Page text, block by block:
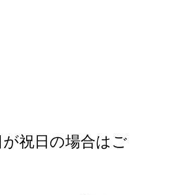
が祝日の場合はご